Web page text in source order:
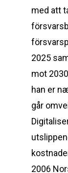
med att
2025
mot
han er
går
2006